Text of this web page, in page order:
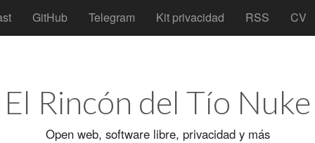
GitHub Telegram Kit privacidad RSS CV
El Rincón del Tío Nuke
Open web, software libre, privacidad y más